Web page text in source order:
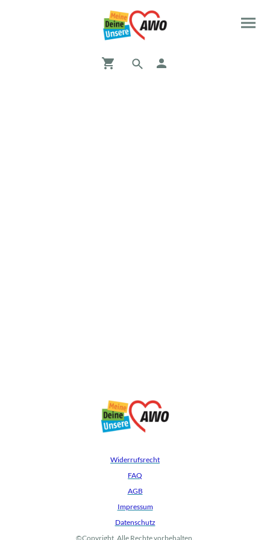
Widerrufsrecht
FAQ
AGB
Impressum
Datenschutz
©Copyright. Alle Rechte vorbehalten.